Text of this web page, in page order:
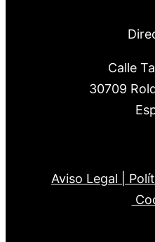
Calle
30709
Aviso Legal |